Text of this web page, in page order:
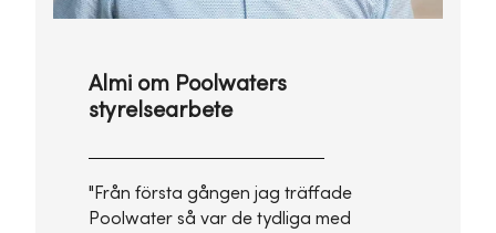
Almi om Poolwaters
styrelsearbete
"Från första gången jag träffade
Poolwater så var de tydliga med